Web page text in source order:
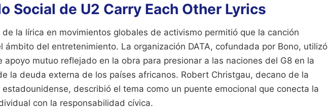
Social de U2 Carry Each Other Lyrics
la lírica en movimientos globales de activismo permitió que la canción
ámbito del entretenimiento. La organización DATA, cofundada por Bono, utilizó
apoyo mutuo reflejado en la obra para presionar a las naciones del G8 en la
la deuda externa de los países africanos. Robert Christgau, decano de la
estadounidense, describió el tema como un puente emocional que conecta la
con la responsabilidad cívica.